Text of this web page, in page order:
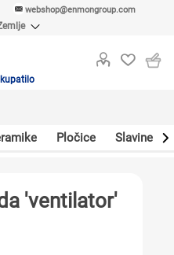
webshop@enmongroup.com
MKD
Pločice Slavine
'ventilator'